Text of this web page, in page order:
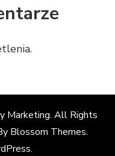
Marketing. All Rights
Blossom Themes.
.